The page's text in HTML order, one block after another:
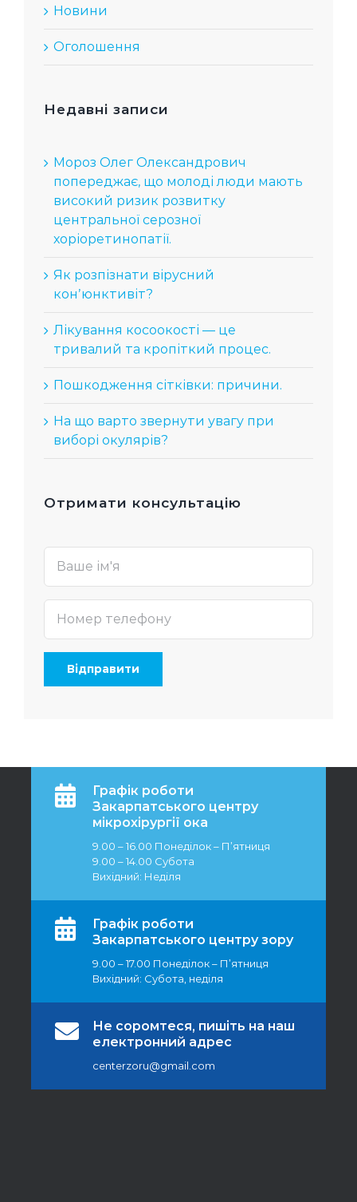
Новини
Оголошення
Недавні записи
Мороз Олег Олександрович
попереджає, що молоді люди мають
високий ризик розвитку
центральної серозної
хоріоретинопатії.
Як розпізнати вірусний
конʼюнктивіт?
Лікування косоокості — це
тривалий та кропіткий процес.
Пошкодження сітківки: причини.
На що варто звернути увагу при
виборі окулярів?
Отримати консультацію
Графік роботи
Закарпатського центру
мікрохірургії ока
9.00 – 16.00 Понеділок – П’ятниця
9.00 – 14.00 Субота
Вихідний: Неділя
Графік роботи
Закарпатського центру зору
9.00 – 17.00 Понеділок – П’ятниця
Вихідний: Субота, неділя
Не соромтеся, пишіть на наш
електронний адрес
centerzoru@gmail.com